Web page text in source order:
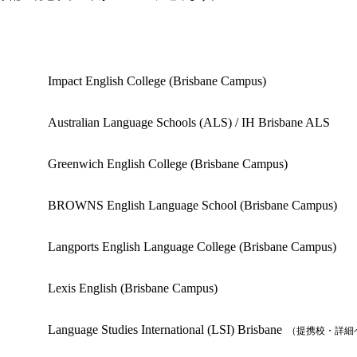
Impact English College (Brisbane Campus)
Australian Language Schools (ALS) / IH Brisbane ALS
Greenwich English College (Brisbane Campus)
BROWNS English Language School (Brisbane Campus)
Langports English Language College (Brisbane Campus)
Lexis English (Brisbane Campus)
Language Studies International (LSI) Brisbane （提携校・詳細